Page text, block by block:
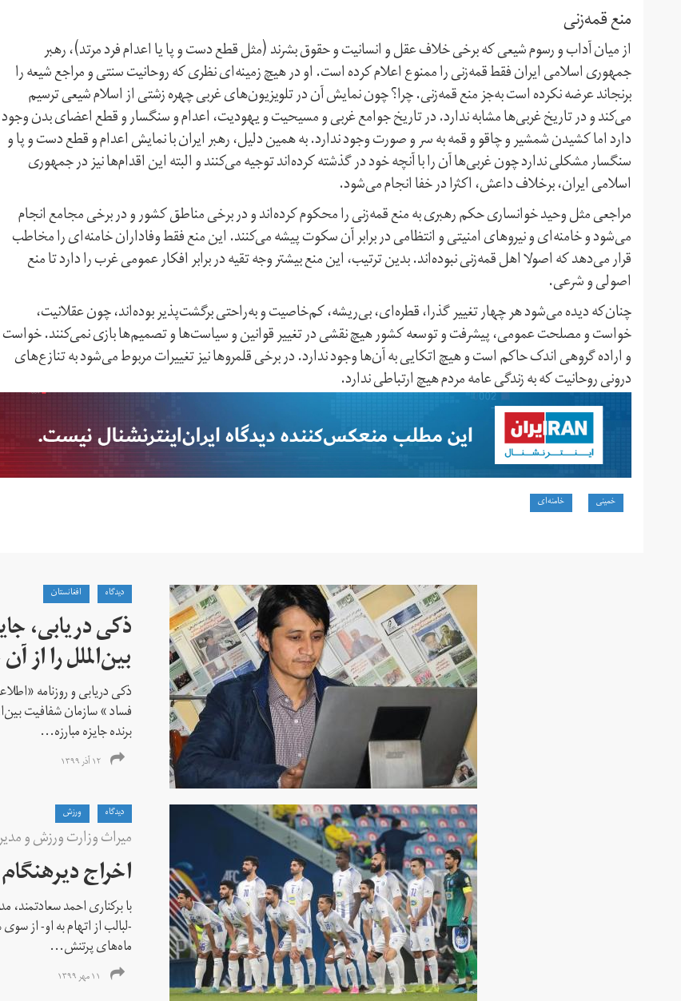
منع قمه‌زنی
از میان آداب و رسوم شیعی که برخی خلاف عقل و انسانیت و حقوق بشرند (مثل قطع دست و پا یا اعدام فرد مرتد)، رهبر
جمهوری اسلامی ایران فقط قمه‌زنی را ممنوع اعلام کرده است. او در هیچ زمینه‌ای نظری که روحانیت سنتی و مراجع شیعه را
برنجاند عرضه نکرده است به‌جز منع قمه‌زنی. چرا؟ چون نمایش آن در تلویزیون‌های غربی چهره‌ زشتی از اسلام شیعی ترسیم
می‌کند و در تاریخ غربی‌ها مشابه ندارد. در تاریخ جوامع غربی و مسیحیت و یهودیت، اعدام و سنگسار و قطع اعضای بدن وجود
دارد اما کشیدن شمشیر و چاقو و قمه به سر و صورت وجود ندارد. به همین دلیل، رهبر ایران با نمایش اعدام و قطع دست و پا و
سنگسار مشکلی ندارد چون غربی‌ها آن را با آنچه خود در گذشته کرده‌اند توجیه می‌کنند و البته این اقدام‌ها نیز در جمهوری
اسلامی ایران، بر‌خلاف داعش، اکثرا در خفا انجام می‌شود.
مراجعی مثل وحید خوانساری حکم رهبری به منع قمه‌زنی را محکوم کرده‌اند و در برخی مناطق کشور و در برخی مجامع انجام
می‌شود و خامنه‌ای و نیروهای امنیتی و انتظامی در برابر آن سکوت پیشه می‌کنند. این منع فقط وفاداران خامنه‌ای را مخاطب
قرار می‌دهد که اصولا اهل قمه‌زنی نبوده‌اند. بدین ترتیب، این منع بیشتر وجه تقیه در برابر افکار عمومی غرب را دارد تا منع
اصولی و شرعی.
چنان‌که دیده می‌شود هر چهار تغییر گذرا، قطره‌ای، بی‌ریشه، کم‌خاصیت و به‌راحتی برگشت‌پذیر بوده‌اند، چون عقلانیت،
خواست و مصلحت عمومی، پیشرفت و توسعه‌ کشور هیچ نقشی در تغییر قوانین و سیاست‌ها و تصمیم‌ها بازی نمی‌کنند. خواست
و اراده‌ گروهی اندک حاکم است و هیچ اتکایی به آن‌ها وجود ندارد. در برخی قلمروها نیز تغییرات مربوط می‌شود به تنازع‌های
درونی روحانیت که به زندگی عامه‌ مردم هیچ ارتباطی ندارد.
خمینی خامنه‌ای
دیدگاه افغانستان
ذکی دریابی،
بین‌الملل را از
ذکی دریابی و روزنامه
فساد » سازمان شفافیت
برنده جایزه مبارزه...
۱۲ آذر ۱۳۹۹
دیدگاه ورزش
میراث وزارت ورزش و
اخراج
با برکناری احمد
-لبالب از اتهام به او- از
ماه‌های پرتنش...
۱۱ مهر ۱۳۹۹